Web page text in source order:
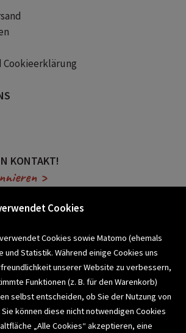
KONTAKT!
>
Cookies
Cookies sowie Matomo (ehemals
und Statistik. Während einige Cookies uns
unserer Website zu verbessern,
Funktionen (z. B. für den Warenkorb)
selbst entscheiden, ob Sie der Nutzung von
können diese nicht notwendigen Cookies
„Alle Cookies“ akzeptieren, eine